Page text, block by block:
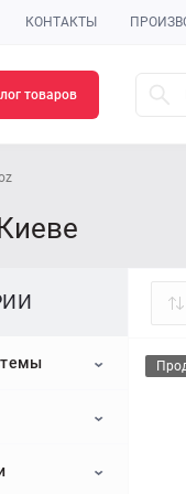
КОНТАКТЫ
товаров